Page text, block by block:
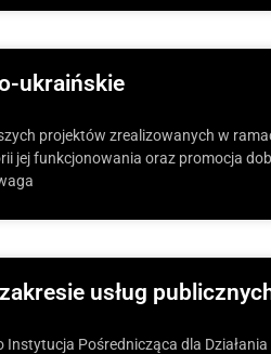
ukraińskie
projektów zrealizowanych w
jej funkcjonowania oraz promocja
usług
Pośrednicząca dla Działania